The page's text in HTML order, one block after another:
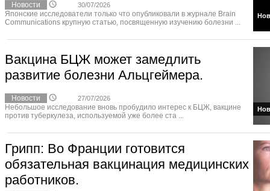
Новости 30/07/2026
Японские исследователи только что опубликовали в журнале Brain
Communications крупную статью, посвященную изучению болезни ...
Вакцина БЦЖ может замедлить
развитие болезни Альцгеймера.
Новости 27/07/2026
Небольшое исследование вновь пробудило интерес к БЦЖ, вакцине
против туберкулеза, используемой уже более ста ...
Грипп: Во Франции готовится
обязательная вакцинация медицинских
работников.